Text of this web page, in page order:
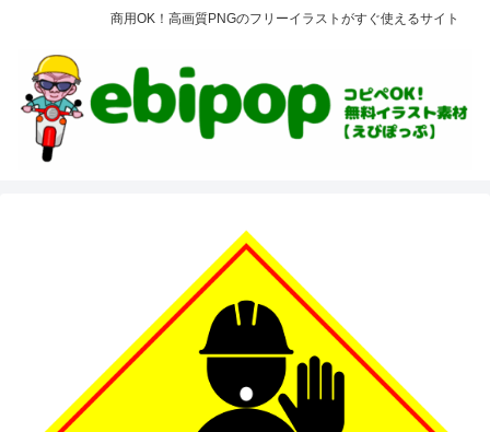
商用OK！高画質PNGのフリーイラストがすぐ使えるサイト